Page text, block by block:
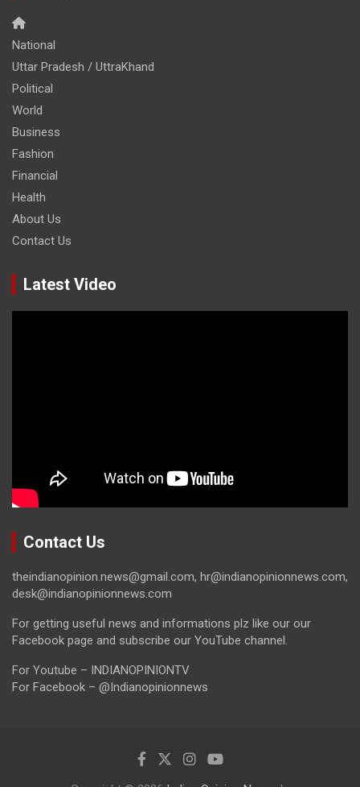
National
Uttar Pradesh / UttraKhand
Political
World
Business
Fashion
Financial
Health
About Us
Contact Us
Latest Video
Contact Us
theindianopinion.news@gmail.com, hr@indianopinionnews.com,
desk@indianopinionnews.com
For getting useful news and informations plz like our our
Facebook page and subscribe our YouTube channel.
For Youtube – INDIANOPINIONTV
For Facebook – @Indianopinionnews